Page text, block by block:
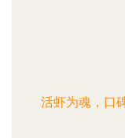
活虾为魂，口